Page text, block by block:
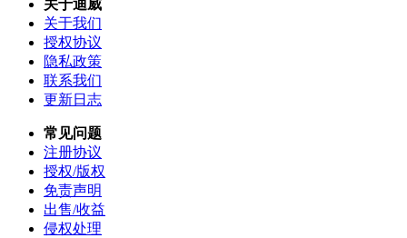
关于迪威
关于我们
授权协议
隐私政策
联系我们
更新日志
常见问题
注册协议
授权/版权
免责声明
出售/收益
侵权处理